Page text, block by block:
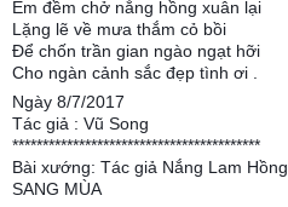
Êm đềm chở nắng hồng xuân lại
Lặng lẽ về mưa thắm cỏ bồi
Để chốn trần gian ngào ngạt hỡi
Cho ngàn cảnh sắc đẹp tình ơi .
Ngày 8/7/2017
Tác giả : Vũ Song
*****************************************
Bài xướng: Tác giả Nắng Lam Hồng
SANG MÙA